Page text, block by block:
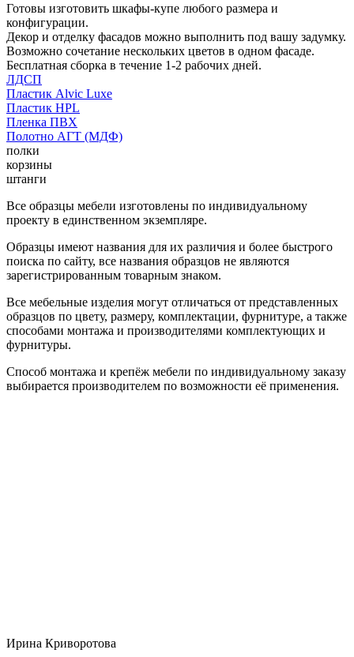
Готовы изготовить шкафы-купе любого размера и
конфигурации.
Декор и отделку фасадов можно выполнить под вашу задумку.
Возможно сочетание нескольких цветов в одном фасаде.
Бесплатная сборка в течение 1-2 рабочих дней.
ЛДСП
Пластик Alvic Luxe
Пластик HPL
Пленка ПВХ
Полотно АГТ (МДФ)
полки
корзины
штанги
Все образцы мебели изготовлены по индивидуальному
проекту в единственном экземпляре.
Образцы имеют названия для их различия и более быстрого
поиска по сайту, все названия образцов не являются
зарегистрированным товарным знаком.
Все мебельные изделия могут отличаться от представленных
образцов по цвету, размеру, комплектации, фурнитуре, а также
способами монтажа и производителями комплектующих и
фурнитуры.
Способ монтажа и крепёж мебели по индивидуальному заказу
выбирается производителем по возможности её применения.
Ирина Криворотова